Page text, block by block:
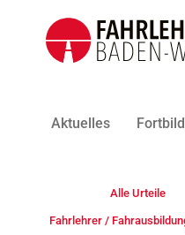
Aktuelles
Alle Urteile
Fahrlehrer /